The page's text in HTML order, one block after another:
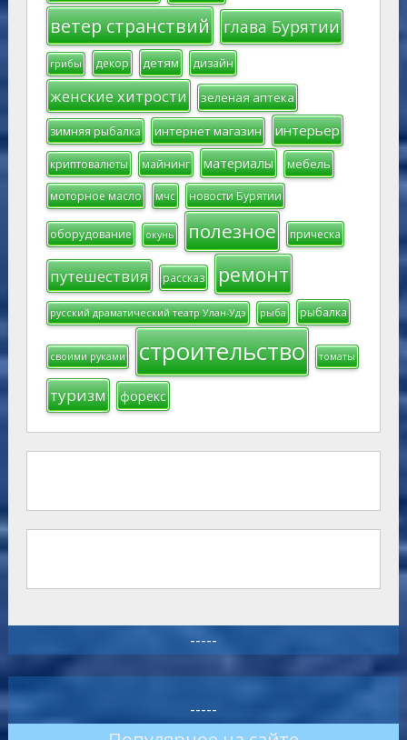
ветер странствий глава Бурятии
грибы декор детям дизайн
женские хитрости зеленая аптека
зимняя рыбалка интернет магазин интерьер
криптовалюты майнинг материалы мебель
моторное масло мчс новости Бурятии
оборудование окунь полезное прическа
путешествия рассказ ремонт
русский драматический театр Улан-Удэ рыба рыбалка
своими руками строительство томаты
туризм форекс
-----
-----